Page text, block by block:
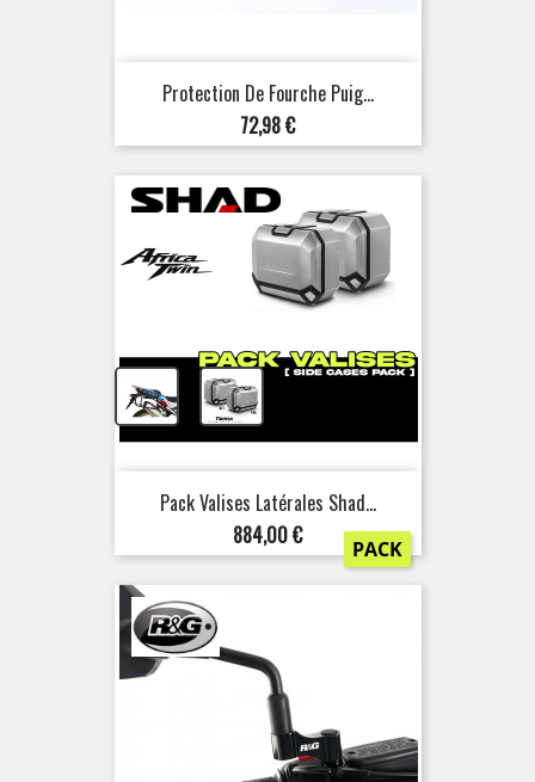
Protection De Fourche Puig...
Prix
72,98 €
Pack Valises Latérales Shad...
Prix
884,00 € PACK